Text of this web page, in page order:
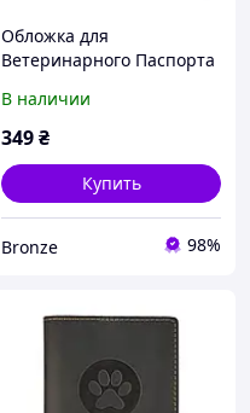
Обложка для
Ветеринарного Паспорта
Barksi Красная
В наличии
349₴
Купить
Bronze 98%